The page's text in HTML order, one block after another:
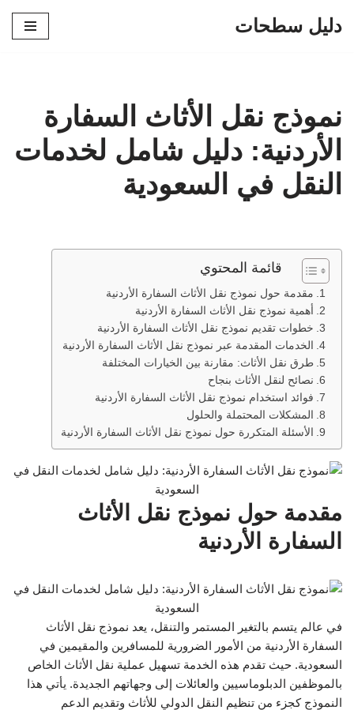
دليل سطحات
نموذج نقل الأثاث السفارة
الأردنية: دليل شامل لخدمات
النقل في السعودية
قائمة المحتوي
مقدمة حول نموذج نقل الأثاث السفارة الأردنية
أهمية نموذج نقل الأثاث السفارة الأردنية
خطوات تقديم نموذج نقل الأثاث السفارة الأردنية
الخدمات المقدمة عبر نموذج نقل الأثاث السفارة الأردنية
طرق نقل الأثاث: مقارنة بين الخيارات المختلفة
نصائح لنقل الأثاث بنجاح
فوائد استخدام نموذج نقل الأثاث السفارة الأردنية
المشكلات المحتملة والحلول
الأسئلة المتكررة حول نموذج نقل الأثاث السفارة الأردنية
مقدمة حول نموذج نقل الأثاث
السفارة الأردنية
في عالم يتسم بالتغير المستمر والتنقل، يعد نموذج نقل الأثاث
السفارة الأردنية من الأمور الضرورية للمسافرين والمقيمين في
السعودية. حيث تقدم هذه الخدمة تسهيل عملية نقل الأثاث الخاص
بالموظفين الدبلوماسيين والعائلات إلى وجهاتهم الجديدة. يأتي هذا
النموذج كجزء من تنظيم النقل الدولي للأثاث وتقديم الدعم